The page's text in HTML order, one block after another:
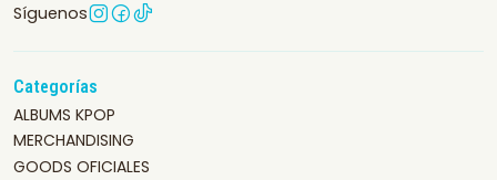
Síguenos
Categorías
ALBUMS KPOP
MERCHANDISING
GOODS OFICIALES